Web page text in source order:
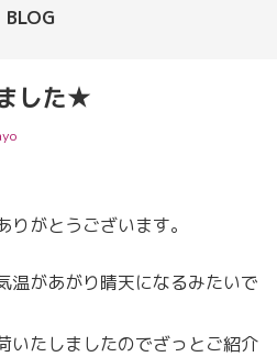
BLOG
した★
がとうございます。
温があがり晴天になるみたいで
いたしましたのでざっとご紹介